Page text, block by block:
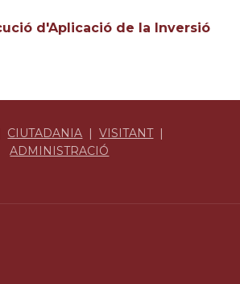
d'Aplicació de la Inversió
CIUTADANIA |VISITANT|
ADMINISTRACIÓ